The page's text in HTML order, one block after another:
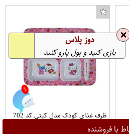
با فروشنده
ظرف غذای کودک مدل کیتی کد 702
1
❌ دوز پلاس
بازی کنید و پول پارو کنید